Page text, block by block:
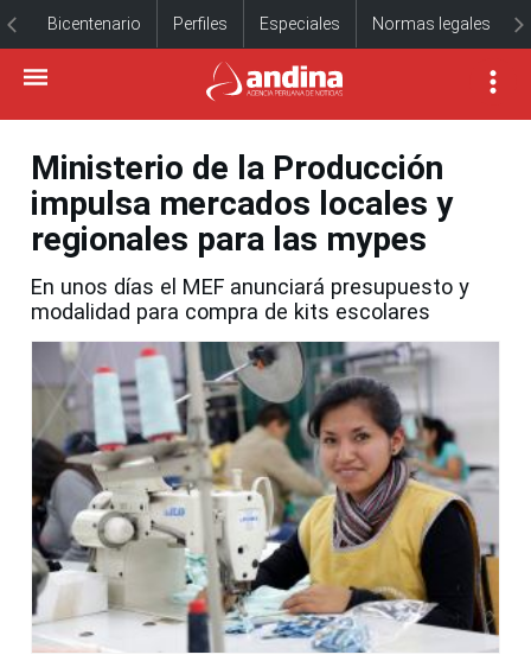
Bicentenario Perfiles Especiales Normas legales
Ministerio de la Producción
impulsa mercados locales y
regionales para las mypes
En unos días el MEF anunciará presupuesto y
modalidad para compra de kits escolares